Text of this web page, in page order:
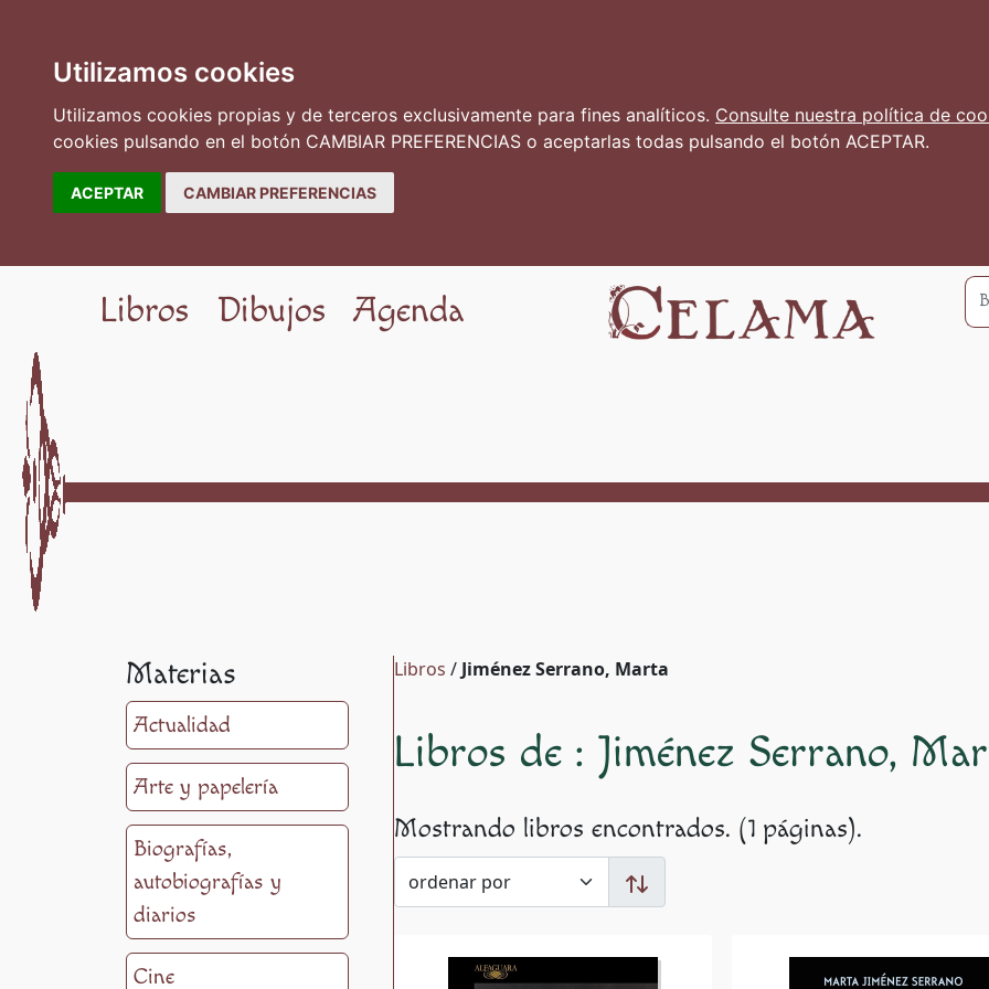
Utilizamos cookies
Utilizamos cookies propias y de terceros exclusivamente para fines analíticos. Consulte nuestra política de
cookies pulsando en el botón CAMBIAR PREFERENCIAS o aceptarlas todas pulsando el botón ACEPTAR.
ACEPTAR CAMBIAR PREFERENCIAS
Libros Dibujos Agenda
Materias
Actualidad
Arte y papelería
Biografías,
autobiografías y
diarios
Cine
Libros / Jiménez Serrano, Marta
Libros de : Jiménez Serrano,
Mostrando libros encontrados. (1 páginas).